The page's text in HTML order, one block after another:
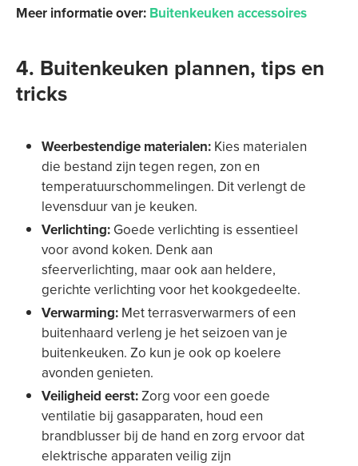
Meer informatie over: Buitenkeuken accessoires
4. Buitenkeuken plannen, tips en
tricks
Weerbestendige materialen: Kies materialen
die bestand zijn tegen regen, zon en
temperatuurschommelingen. Dit verlengt de
levensduur van je keuken.
Verlichting: Goede verlichting is essentieel
voor avond koken. Denk aan
sfeerverlichting, maar ook aan heldere,
gerichte verlichting voor het kookgedeelte.
Verwarming: Met terrasverwarmers of een
buitenhaard verleng je het seizoen van je
buitenkeuken. Zo kun je ook op koelere
avonden genieten.
Veiligheid eerst:Zorg voor een goede
ventilatie bij gasapparaten, houd een
brandblusser bij de hand en zorg ervoor dat
elektrische apparaten veilig zijn